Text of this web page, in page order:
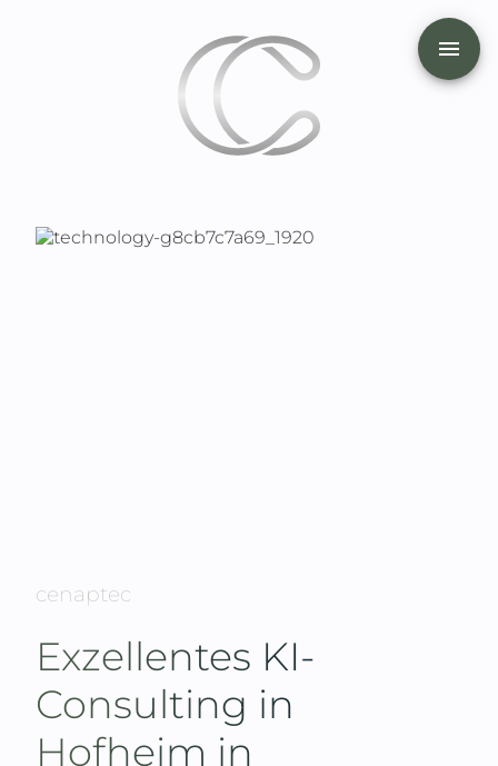
cenaptec
Exzellentes KI-
Consulting in
Hofheim in